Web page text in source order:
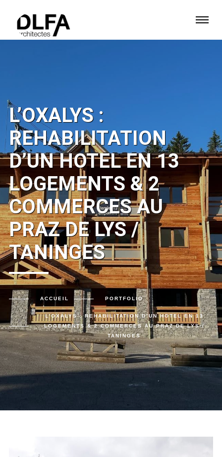
L’OXALYS :
REHABILITATION
D’UN HOTEL EN 13
LOGEMENTS & 2
COMMERCES AU
PRAZ DE LYS /
TANINGES
ACCUEIL PORTFOLIO
L’OXALYS : REHABILITATION D’UN HOTEL EN 13
LOGEMENTS & 2 COMMERCES AU PRAZ DE LYS /
TANINGES